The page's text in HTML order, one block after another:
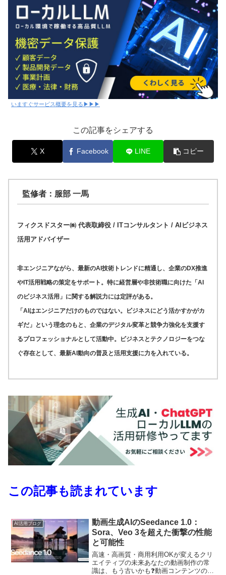
いますぐサービス概要を見る▶▶▶
この記事をシェアする
X Facebook LINE コピー
監修者：服部 一馬
フィクスドスター㈱ 代表取締役 / ITコンサルタント / AIビジネス
活用アドバイザー
非エンジニアながら、最新のAI技術トレンドに精通し、企業のDX推進
やIT活用戦略の策定をサポート。特に経営層や非技術職に向けた「AI
のビジネス活用」に関する解説力には定評がある。
「AIはエンジニアだけのものではない。ビジネスにどう活かすかがカ
ギだ」という理念のもと、企業のデジタル変革と競争力強化を支援す
るプロフェッショナルとして活動中。ビジネスとテクノロジーをつな
ぐ存在として、最新AI動向の普及と活用支援に力を入れている。
この記事も読まれています
AI活用ブログ
動画生成AIのSeedance 1.0：
Sora、Veo 3を超えた衝撃の性能
と可能性
高速・高画質・商用利用OKが変えるクリ
エイティブの未来あなたの動画制作の常
識は、もう古いかも❓動画コンテンツの需